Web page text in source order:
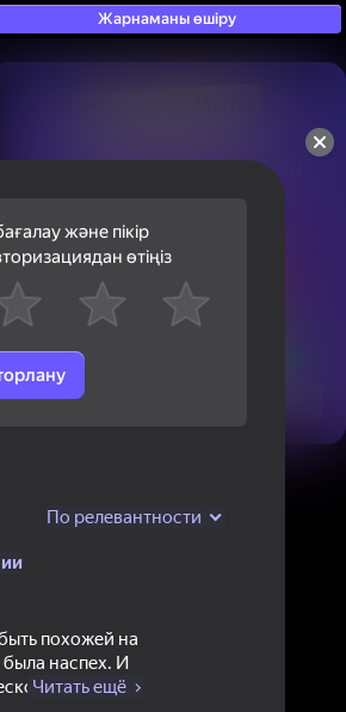
Жарнаманы өшіру
50+ топ ойындар, олармен
және пікір
өтіңіз